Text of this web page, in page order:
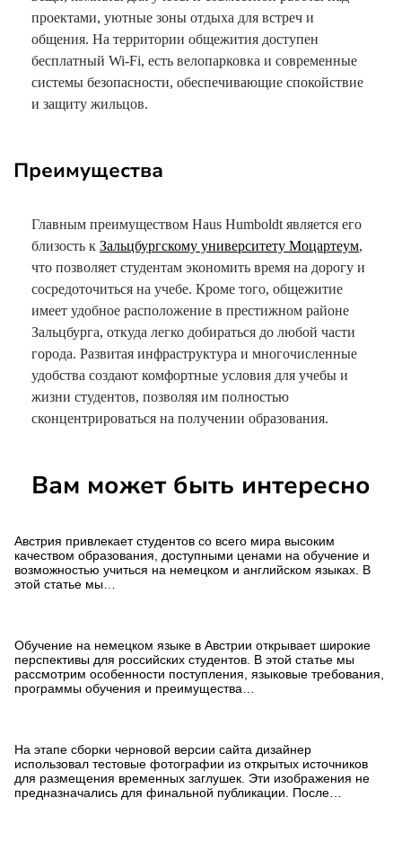
проектами, уютные зоны отдыха для встреч и
общения. На территории общежития доступен
бесплатный Wi-Fi, есть велопарковка и современные
системы безопасности, обеспечивающие спокойствие
и защиту жильцов.
Преимущества
Главным преимуществом Haus Humboldt является его
близость к Зальцбургскому университету Моцартеум,
что позволяет студентам экономить время на дорогу и
сосредоточиться на учебе. Кроме того, общежитие
имеет удобное расположение в престижном районе
Зальцбурга, откуда легко добираться до любой части
города. Развитая инфраструктура и многочисленные
удобства создают комфортные условия для учебы и
жизни студентов, позволяя им полностью
сконцентрироваться на получении образования.
Вам может быть интересно
Австрия привлекает студентов со всего мира высоким
качеством образования, доступными ценами на обучение и
возможностью учиться на немецком и английском языках. В
этой статье мы…
Обучение на немецком языке в Австрии открывает широкие
перспективы для российских студентов. В этой статье мы
рассмотрим особенности поступления, языковые требования,
программы обучения и преимущества…
На этапе сборки черновой версии сайта дизайнер
использовал тестовые фотографии из открытых источников
для размещения временных заглушек. Эти изображения не
предназначались для финальной публикации. После…